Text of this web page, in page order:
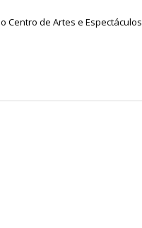
Centro de Artes e